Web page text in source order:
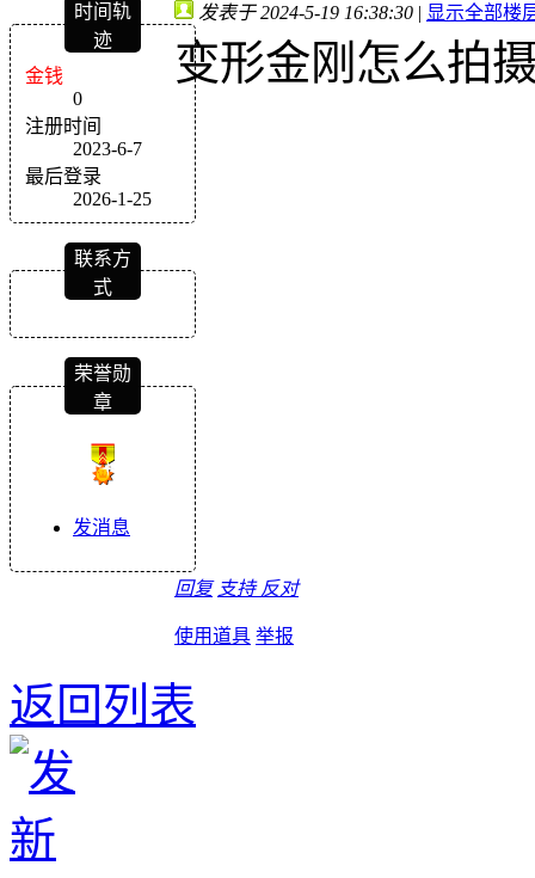
时间轨
迹
金钱
0
注册时间
2023-6-7
最后登录
2026-1-25
联系方
式
荣誉勋
章
发消息
发表于 2024-5-19 16:38:30 | 显示全部楼
变形金刚怎么拍
回复 支持 反对
使用道具 举报
返回列表